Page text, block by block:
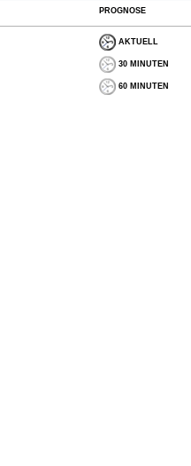
PROGNOSE
AKTUELL
30 MINUTEN
60 MINUTEN